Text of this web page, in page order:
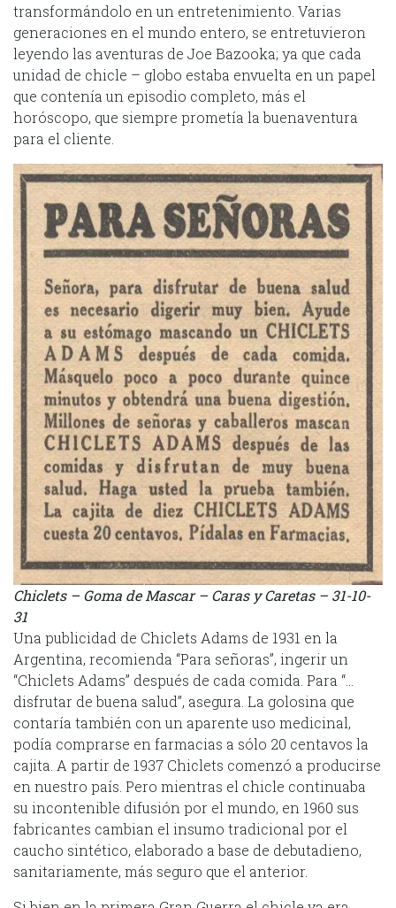
transformándolo en un entretenimiento. Varias
generaciones en el mundo entero, se entretuvieron
leyendo las aventuras de Joe Bazooka; ya que cada
unidad de chicle – globo estaba envuelta en un papel
que contenía un episodio completo, más el
horóscopo, que siempre prometía la buenaventura
para el cliente.
Chiclets – Goma de Mascar – Caras y Caretas – 31-10-
31
Una publicidad de Chiclets Adams de 1931 en la
Argentina, recomienda “Para señoras”, ingerir un
“Chiclets Adams” después de cada comida. Para “…
disfrutar de buena salud”, asegura. La golosina que
contaría también con un aparente uso medicinal,
podía comprarse en farmacias a sólo 20 centavos la
cajita. A partir de 1937 Chiclets comenzó a producirse
en nuestro país. Pero mientras el chicle continuaba
su incontenible difusión por el mundo, en 1960 sus
fabricantes cambian el insumo tradicional por el
caucho sintético, elaborado a base de debutadieno,
sanitariamente, más seguro que el anterior.